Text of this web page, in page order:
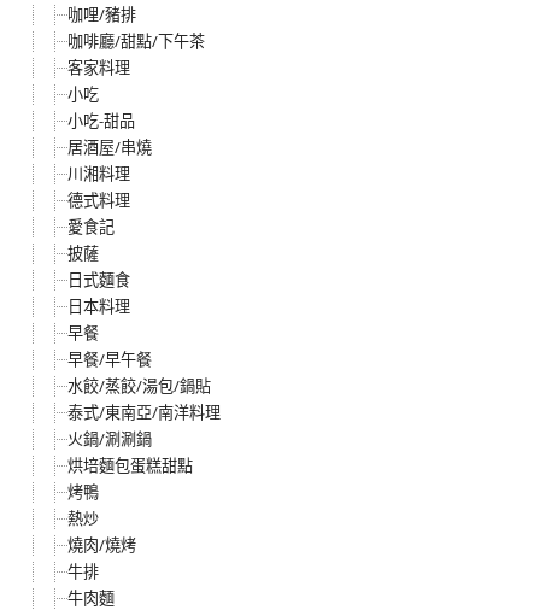
咖哩/豬排
咖啡廳/甜點/下午茶
客家料理
小吃
小吃-甜品
居酒屋/串燒
川湘料理
德式料理
愛食記
披薩
日式麵食
日本料理
早餐
早餐/早午餐
水餃/蒸餃/湯包/鍋貼
泰式/東南亞/南洋料理
火鍋/涮涮鍋
烘培麵包蛋糕甜點
烤鴨
熱炒
燒肉/燒烤
牛排
牛肉麵